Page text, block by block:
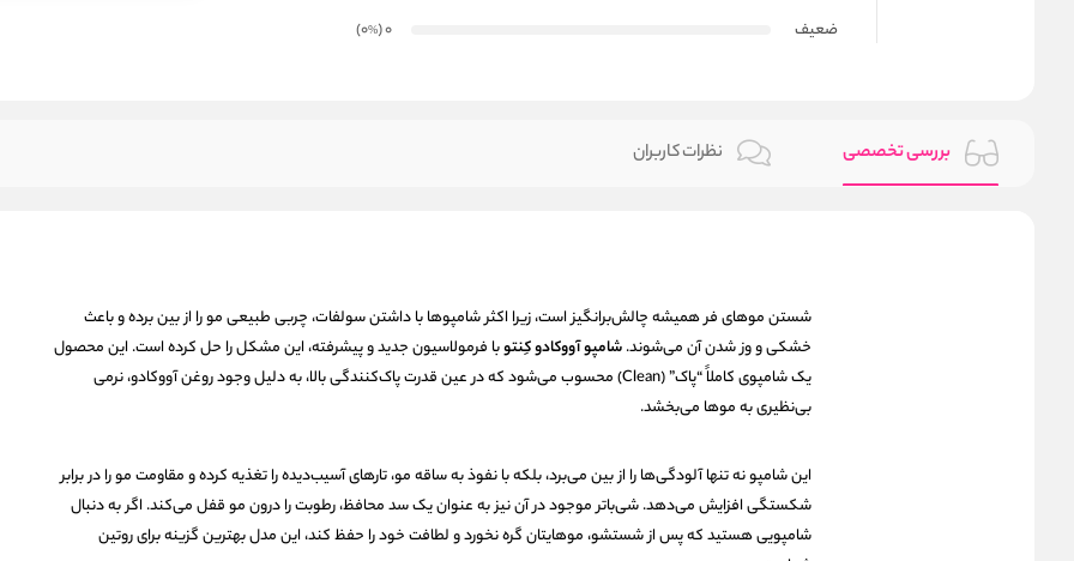
ضعیف
0
(0
%
)
بررسی تخصصی نظرات کاربران
شستن موهای فر همیشه چالش‌برانگیز است، زیرا اکثر شامپوها با داشتن سولفات، چربی طبیعی مو را از بین برده و باعث
خشکی و وز شدن آن می‌شوند.شامپو آووکادو کِنتوبا فرمولاسیون جدید و پیشرفته، این مشکل را حل کرده است. این محصول
یک شامپوی کاملاً “پاک” (Clean) محسوب می‌شود که در عین قدرت پاک‌کنندگی بالا، به دلیل وجود روغن آووکادو، نرمی
بی‌نظیری به موها می‌بخشد.
این شامپو نه تنها آلودگی‌ها را از بین می‌برد، بلکه با نفوذ به ساقه مو، تارهای آسیب‌دیده را تغذیه کرده و مقاومت مو را در برابر
شکستگی افزایش می‌دهد. شی‌باتر موجود در آن نیز به عنوان یک سد محافظ، رطوبت را درون مو قفل می‌کند. اگر به دنبال
شامپویی هستید که پس از شستشو، موهایتان گره نخورد و لطافت خود را حفظ کند، این مدل بهترین گزینه برای روتین